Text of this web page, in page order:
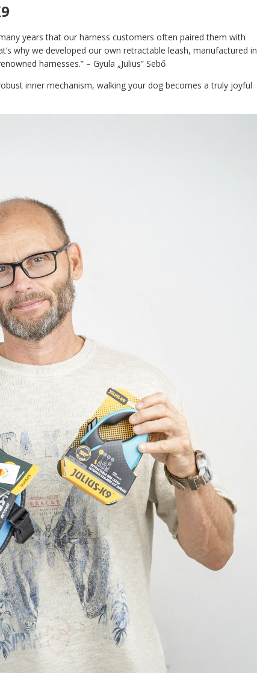
years that our harness customers often paired them with
why we developed our own retractable leash, manufactured in
harnesses.” – Gyula „Julius” Sebő
inner mechanism, walking your dog becomes a truly joyful